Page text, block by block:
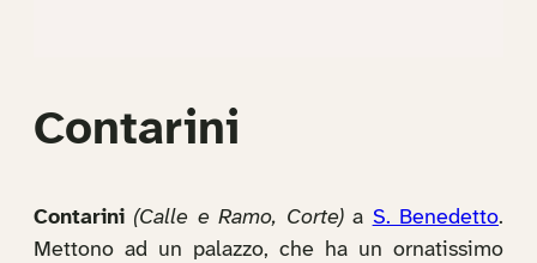
Contarini
Contarini (Calle e Ramo, Corte)a S. Benedetto.
Mettono ad un palazzo, che ha un ornatissimo